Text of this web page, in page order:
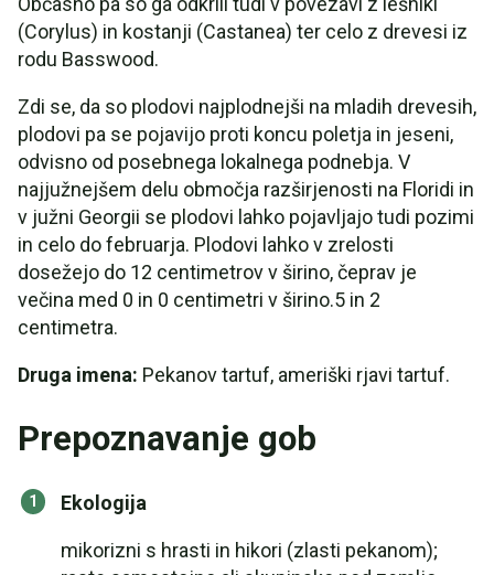
(Corylus) in kostanji (Castanea) ter celo z drevesi iz
rodu Basswood.
Zdi se, da so plodovi najplodnejši na mladih drevesih,
plodovi pa se pojavijo proti koncu poletja in jeseni,
odvisno od posebnega lokalnega podnebja. V
najjužnejšem delu območja razširjenosti na Floridi in
v južni Georgii se plodovi lahko pojavljajo tudi pozimi
in celo do februarja. Plodovi lahko v zrelosti
dosežejo do 12 centimetrov v širino, čeprav je
večina med 0 in 0 centimetri v širino.5 in 2
centimetra.
Druga imena: Pekanov tartuf, ameriški rjavi tartuf.
Prepoznavanje gob
Ekologija
mikorizni s hrasti in hikori (zlasti pekanom);